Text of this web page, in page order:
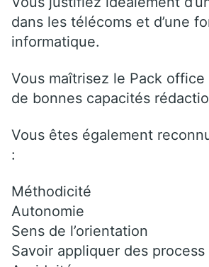
dans les télécoms et d’une
informatique.
Vous maîtrisez le Pack
de bonnes capacités
Vous êtes également
:
Méthodicité
Autonomie
Sens de l’orientation
Savoir appliquer des process